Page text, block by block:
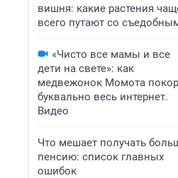
вишня: какие растения
всего путают со
«Чисто все мамы и все
дети на свете»: как
медвежонок Момота
буквально весь интернет.
Видео
Что мешает получать
пенсию: список главных
ошибок